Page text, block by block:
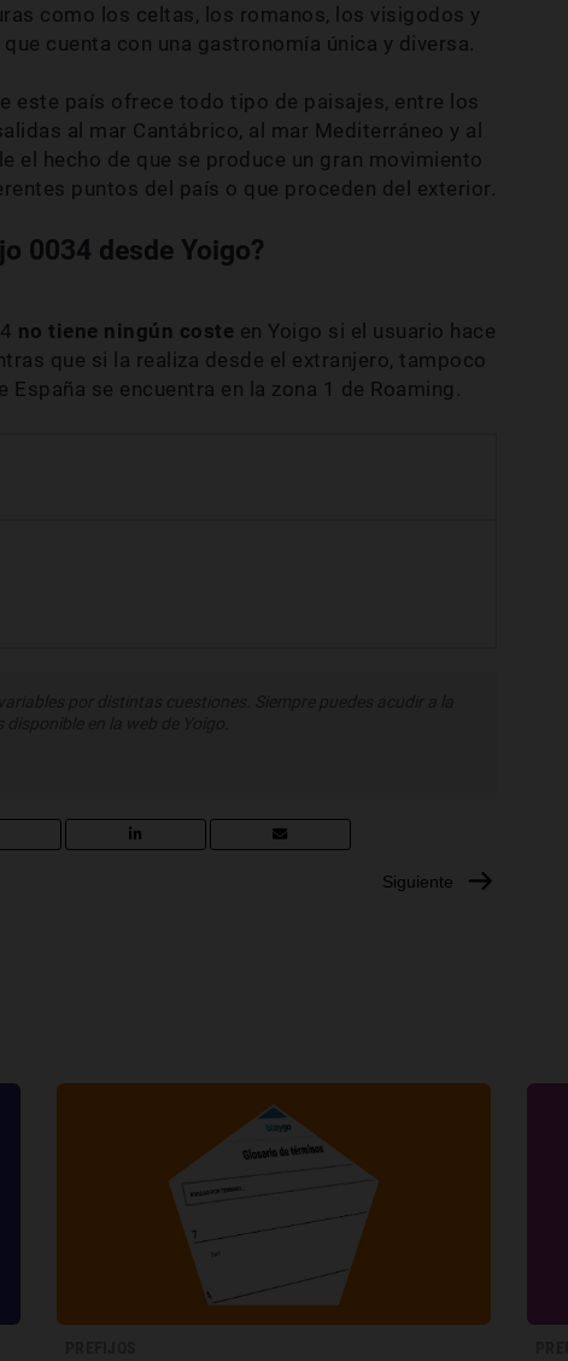
como los celtas, los romanos, los visigodos y
cuenta con una gastronomía única y diversa.
este país ofrece todo tipo de paisajes, entre los
al mar Cantábrico, al mar Mediterráneo y al
el hecho de que se produce un gran movimiento
puntos del país o que proceden del exterior.
0034 desde Yoigo?
no tiene ningún coste en Yoigo si el usuario hace
que si la realiza desde el extranjero, tampoco
se encuentra en la zona 1 de Roaming.
Siguiente